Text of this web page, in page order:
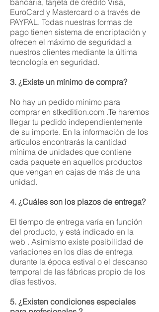
bancaria, tarjeta de crédito Visa,
EuroCard y Mastercard o a través de
PAYPAL. Todas nuestras formas de
pago tienen sistema de encriptación y
ofrecen el máximo de seguridad a
nuestros clientes mediante la última
tecnología en seguridad.
3. ¿Existe un mínimo de compra?
No hay un pedido mínimo para
comprar en stkedition.com .Te haremos
llegar tu pedido independientemente
de su importe. En la información de los
artículos encontrarás la cantidad
mínima de unidades que contiene
cada paquete en aquellos productos
que vengan en cajas de más de una
unidad.
4. ¿Cuáles son los plazos de entrega?
El tiempo de entrega varía en función
del producto, y está indicado en la
web . Asimismo existe posibilidad de
variaciones en los días de entrega
durante la época estival o el descanso
temporal de las fábricas propio de los
días festivos.
5. ¿Existen condiciones especiales